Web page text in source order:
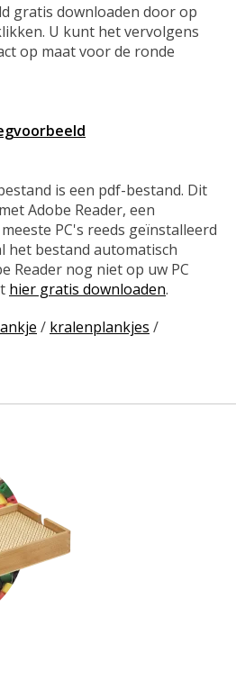
gratis downloaden door op
U kunt het vervolgens
op maat voor de ronde
is een pdf-bestand. Dit
Adobe Reader, een
PC's reeds geïnstalleerd
het bestand automatisch
Reader nog niet op uw PC
hier gratis downloaden.
/ kralenplankjes /